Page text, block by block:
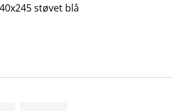
støvet blå